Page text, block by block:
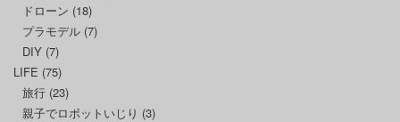
ドローン (18)
プラモデル (7)
DIY (7)
LIFE (75)
旅行 (23)
親子でロボットいじり (3)